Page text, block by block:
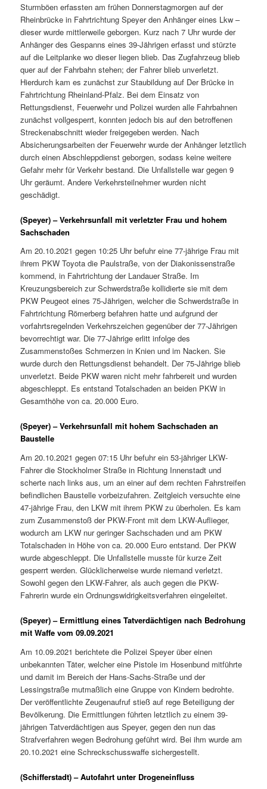
Sturmböen erfassten am frühen Donnerstagmorgen auf der
Rheinbrücke in Fahrtrichtung Speyer den Anhänger eines Lkw –
dieser wurde mittlerweile geborgen. Kurz nach 7 Uhr wurde der
Anhänger des Gespanns eines 39-Jährigen erfasst und stürzte
auf die Leitplanke wo dieser liegen blieb. Das Zugfahrzeug blieb
quer auf der Fahrbahn stehen; der Fahrer blieb unverletzt.
Hierdurch kam es zunächst zur Staubildung auf Der Brücke in
Fahrtrichtung Rheinland-Pfalz. Bei dem Einsatz von
Rettungsdienst, Feuerwehr und Polizei wurden alle Fahrbahnen
zunächst vollgesperrt, konnten jedoch bis auf den betroffenen
Streckenabschnitt wieder freigegeben werden. Nach
Absicherungsarbeiten der Feuerwehr wurde der Anhänger letztlich
durch einen Abschleppdienst geborgen, sodass keine weitere
Gefahr mehr für Verkehr bestand. Die Unfallstelle war gegen 9
Uhr geräumt. Andere Verkehrsteilnehmer wurden nicht
geschädigt.
(Speyer) – Verkehrsunfall mit verletzter Frau und hohem
Sachschaden
Am 20.10.2021 gegen 10:25 Uhr befuhr eine 77-jährige Frau mit
ihrem PKW Toyota die Paulstraße, von der Diakonissenstraße
kommend, in Fahrtrichtung der Landauer Straße. Im
Kreuzungsbereich zur Schwerdstraße kollidierte sie mit dem
PKW Peugeot eines 75-Jährigen, welcher die Schwerdstraße in
Fahrtrichtung Römerberg befahren hatte und aufgrund der
vorfahrtsregelnden Verkehrszeichen gegenüber der 77-Jährigen
bevorrechtigt war. Die 77-Jährige erlitt infolge des
Zusammenstoßes Schmerzen in Knien und im Nacken. Sie
wurde durch den Rettungsdienst behandelt. Der 75-Jährige blieb
unverletzt. Beide PKW waren nicht mehr fahrbereit und wurden
abgeschleppt. Es entstand Totalschaden an beiden PKW in
Gesamthöhe von ca. 20.000 Euro.
(Speyer) – Verkehrsunfall mit hohem Sachschaden an
Baustelle
Am 20.10.2021 gegen 07:15 Uhr befuhr ein 53-jähriger LKW-
Fahrer die Stockholmer Straße in Richtung Innenstadt und
scherte nach links aus, um an einer auf dem rechten Fahrstreifen
befindlichen Baustelle vorbeizufahren. Zeitgleich versuchte eine
47-jährige Frau, den LKW mit ihrem PKW zu überholen. Es kam
zum Zusammenstoß der PKW-Front mit dem LKW-Auflieger,
wodurch am LKW nur geringer Sachschaden und am PKW
Totalschaden in Höhe von ca. 20.000 Euro entstand. Der PKW
wurde abgeschleppt. Die Unfallstelle musste für kurze Zeit
gesperrt werden. Glücklicherweise wurde niemand verletzt.
Sowohl gegen den LKW-Fahrer, als auch gegen die PKW-
Fahrerin wurde ein Ordnungswidrigkeitsverfahren eingeleitet.
(Speyer) – Ermittlung eines Tatverdächtigen nach Bedrohung
mit Waffe vom 09.09.2021
Am 10.09.2021 berichtete die Polizei Speyer über einen
unbekannten Täter, welcher eine Pistole im Hosenbund mitführte
und damit im Bereich der Hans-Sachs-Straße und der
Lessingstraße mutmaßlich eine Gruppe von Kindern bedrohte.
Der veröffentlichte Zeugenaufruf stieß auf rege Beteiligung der
Bevölkerung. Die Ermittlungen führten letztlich zu einem 39-
jährigen Tatverdächtigen aus Speyer, gegen den nun das
Strafverfahren wegen Bedrohung geführt wird. Bei ihm wurde am
20.10.2021 eine Schreckschusswaffe sichergestellt.
(Schifferstadt) – Autofahrt unter Drogeneinfluss